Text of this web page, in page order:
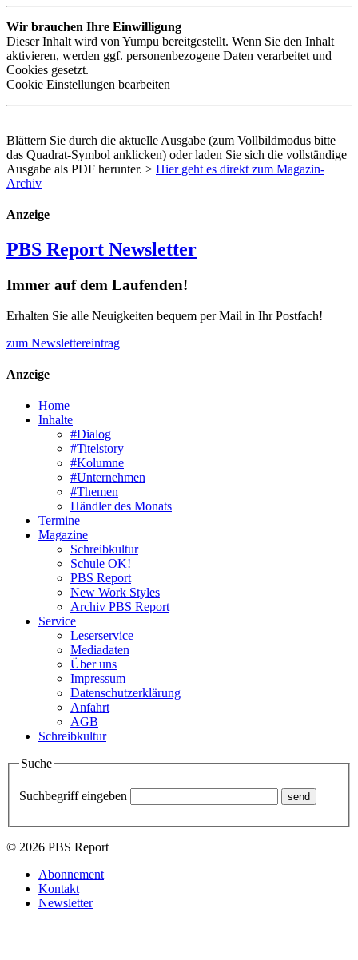
Wir brauchen Ihre Einwilligung
Dieser Inhalt wird von Yumpu bereitgestellt. Wenn Sie den Inhalt
aktivieren, werden ggf. personenbezogene Daten verarbeitet und
Cookies gesetzt.
Cookie Einstellungen bearbeiten
Blättern Sie durch die aktuelle Ausgabe (zum Vollbildmodus bitte
das Quadrat-Symbol anklicken) oder laden Sie sich die vollständige
Ausgabe als PDF herunter. > Hier geht es direkt zum Magazin-
Archiv
Anzeige
PBS Report Newsletter
Immer auf dem Laufenden!
Erhalten Sie alle Neuigkeiten bequem per Mail in Ihr Postfach!
zum Newslettereintrag
Anzeige
Home
Inhalte
#Dialog
#Titelstory
#Kolumne
#Unternehmen
#Themen
Händler des Monats
Termine
Magazine
Schreibkultur
Schule OK!
PBS Report
New Work Styles
Archiv PBS Report
Service
Leserservice
Mediadaten
Über uns
Impressum
Datenschutzerklärung
Anfahrt
AGB
Schreibkultur
Suche
Suchbegriff eingeben
© 2026 PBS Report
Abonnement
Kontakt
Newsletter